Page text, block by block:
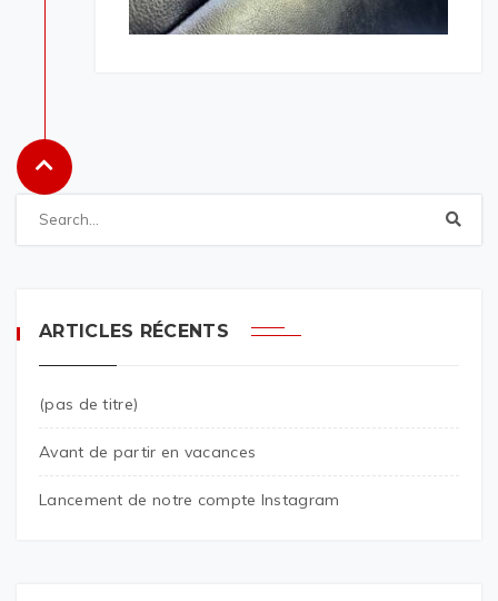
ARTICLES RÉCENTS
(pas de titre)
Avant de partir en vacances
Lancement de notre compte Instagram